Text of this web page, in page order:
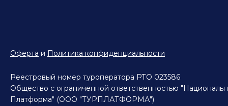
Оферта и Политика конфиденциальности
Реестровый номер туроператора РТО 023586
Общество с ограниченной ответственностью
Платформа" (ООО "ТУРПЛАТФОРМА")